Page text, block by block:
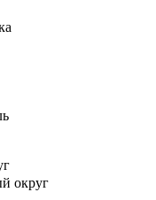
округ